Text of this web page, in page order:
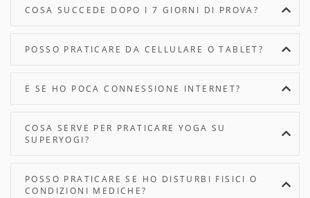
COSA SUCCEDE DOPO I 7 GIORNI DI PROVA?
POSSO PRATICARE DA CELLULARE O TABLET?
E SE HO POCA CONNESSIONE INTERNET?
COSA SERVE PER PRATICARE YOGA SU
SUPERYOGI?
POSSO PRATICARE SE HO DISTURBI FISICI O
CONDIZIONI MEDICHE?